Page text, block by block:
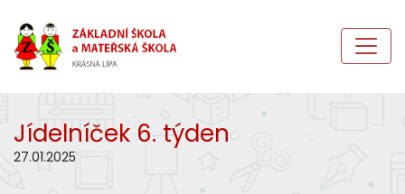
Jídelníček 6. týden
27.01.2025